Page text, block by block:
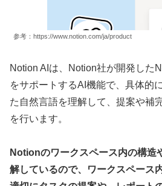
参考：https://www.notion.com/ja/product
Notion AIは、Notion社が開発した
をサポートするAI機能で、具体的
た自然言語を理解して、提案や補
を行います。
Notionのワークスペース内の構造
解しているので、ワークスペース